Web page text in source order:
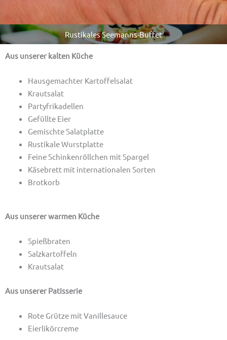
Rustikales Seemanns-Buffet
Aus unserer kalten Küche
Hausgemachter Kartoffelsalat
Krautsalat
Partyfrikadellen
Gefüllte Eier
Gemischte Salatplatte
Rustikale Wurstplatte
Feine Schinkenröllchen mit Spargel
Käsebrett mit internationalen Sorten
Brotkorb
Aus unserer warmen Küche
Spießbraten
Salzkartoffeln
Krautsalat
Aus unserer Patisserie
Rote Grütze mit Vanillesauce
Eierlikörcreme